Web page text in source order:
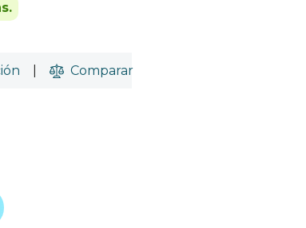
Comparar